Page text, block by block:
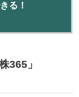
る！
365」